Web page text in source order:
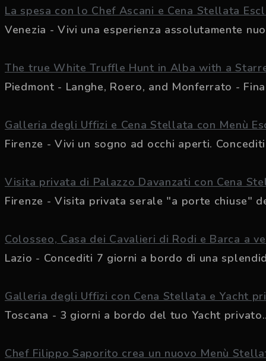
La spesa con lo Chef Ascani e Cena Stellata
Venezia - Vivi una esperienza assolutamente
The true White Truffle Hunt in Alba with a
Piedmont - Langhe, Roero, and Monferrato -
Galleria degli Uffizi e Cena Stellata con Menù
Firenze - Vivi un sogno ad occhi aperti.
Visita privata di Palazzo Davanzati con Cena
Firenze - Visita privata serale "a porte chiuse"
Colosseo, Casa dei Cavalieri di Rodi e Barca a
Lazio - Concediti 7 giorni a bordo di una
Galleria degli Uffizi con Cena Stellata e Yacht
Toscana - 3 giorni a bordo del tuo Yacht
Chef Filippo Saporito crea un nuovo Menù